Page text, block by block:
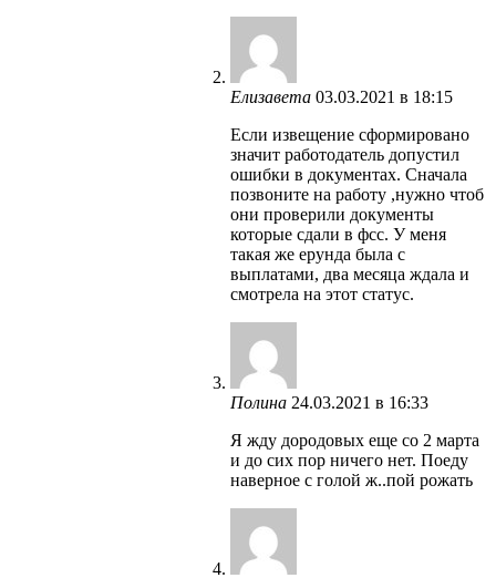
Елизавета 03.03.2021 в 18:15
Если извещение сформировано
значит работодатель допустил
ошибки в документах. Сначала
позвоните на работу ,нужно чтоб
они проверили документы
которые сдали в фсс. У меня
такая же ерунда была с
выплатами, два месяца ждала и
смотрела на этот статус.
Полина 24.03.2021 в 16:33
Я жду дородовых еще со 2 марта
и до сих пор ничего нет. Поеду
наверное с голой ж..пой рожать